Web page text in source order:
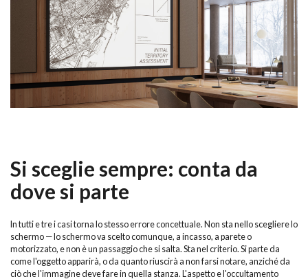
Si sceglie sempre: conta da
dove si parte
In tutti e tre i casi torna lo stesso errore concettuale. Non sta nello scegliere lo
schermo — lo schermo va scelto comunque, a incasso, a parete o
motorizzato, e non è un passaggio che si salta. Sta nel criterio. Si parte da
come l'oggetto apparirà, o da quanto riuscirà a non farsi notare, anziché da
ciò che l'immagine deve fare in quella stanza. L'aspetto e l'occultamento